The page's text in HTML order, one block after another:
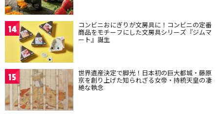
14 コンビニおにぎりが文房具に！コンビニの定番
商品をモチーフにした文房具シリーズ『ジムマ
ート』誕生
15 世界遺産決定で脚光！日本初の巨大都城・藤原
京を創り上げた知られざる女帝・持統天皇の凄
絶な執念